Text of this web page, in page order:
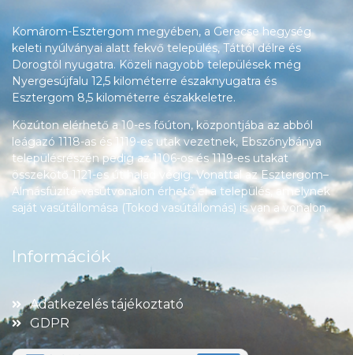
Komárom-Esztergom megyében, a Gerecse hegység
keleti nyúlványai alatt fekvő település, Táttól délre és
Dorogtól nyugatra. Közeli nagyobb települések még
Nyergesújfalu 12,5 kilométerre északnyugatra és
Esztergom 8,5 kilométerre északkeletre.
Közúton elérhető a 10-es főúton, központjába az abból
leágazó 1118-as és 1119-es utak vezetnek, Ebszőnybánya
településrészén pedig az 1106-os és 1119-es utakat
összekötő 1121-es út halad végig. Vonattal az Esztergom–
Almásfüzitő-vasútvonalon érhető el a település, amelynek
saját vasútállomása (Tokod vasútállomás) is van a vonalon.
Információk
Adatkezelés tájékoztató
GDPR